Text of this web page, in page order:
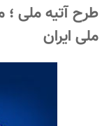
طرح آتیه ملی
ملی ایران